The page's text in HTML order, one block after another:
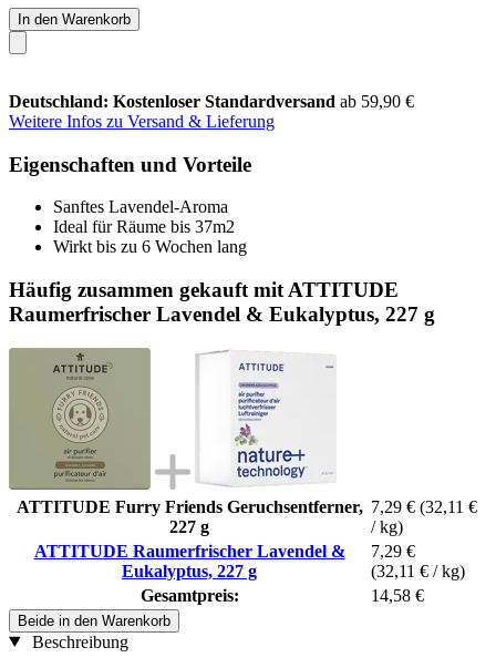
In den Warenkorb
Deutschland: Kostenloser Standardversand ab 59,90 €
Weitere Infos zu Versand & Lieferung
Eigenschaften und Vorteile
Sanftes Lavendel-Aroma
Ideal für Räume bis 37m2
Wirkt bis zu 6 Wochen lang
Häufig zusammen gekauft mit ATTITUDE
Raumerfrischer Lavendel & Eukalyptus, 227 g
ATTITUDE Furry Friends Geruchsentferner,
227 g
7,29 € (32,11 €
/ kg)
ATTITUDE Raumerfrischer Lavendel &
Eukalyptus, 227 g
7,29 €
(32,11 € / kg)
Gesamtpreis:
14,58 €
Beide in den Warenkorb
Beschreibung